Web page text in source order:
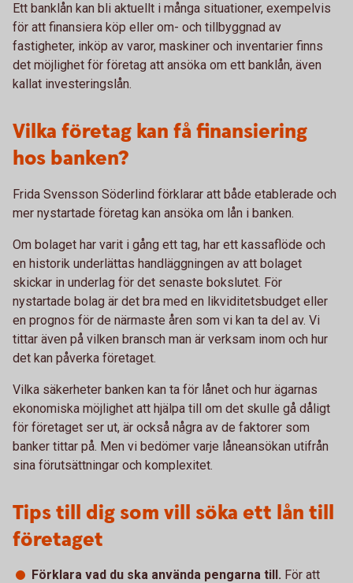
Ett banklån kan bli aktuellt i många situationer, exempelvis
för att finansiera köp eller om- och tillbyggnad av
fastigheter, inköp av varor, maskiner och inventarier finns
det möjlighet för företag att ansöka om ett banklån, även
kallat investeringslån.
Vilka företag kan få finansiering
hos banken?
Frida Svensson Söderlind förklarar att både etablerade och
mer nystartade företag kan ansöka om lån i banken.
Om bolaget har varit i gång ett tag, har ett kassaflöde och
en historik underlättas handläggningen av att bolaget
skickar in underlag för det senaste bokslutet. För
nystartade bolag är det bra med en likviditetsbudget eller
en prognos för de närmaste åren som vi kan ta del av. Vi
tittar även på vilken bransch man är verksam inom och hur
det kan påverka företaget.
Vilka säkerheter banken kan ta för lånet och hur ägarnas
ekonomiska möjlighet att hjälpa till om det skulle gå dåligt
för företaget ser ut, är också några av de faktorer som
banker tittar på. Men vi bedömer varje låneansökan utifrån
sina förutsättningar och komplexitet.
Tips till dig som vill söka ett lån till
företaget
Förklara vad du ska använda pengarna till. För att